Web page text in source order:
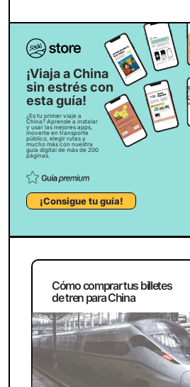
¡Viaja a China
sin estrés con
esta guía!
¿Es tu primer viaje a
China? Aprende a instalar
y usar las mejores apps,
moverte en transporte
público, elegir rutas y
mucho más con nuestra
guía digital de más de 200
páginas.
¡Consigue tu guía!
Cómo comprar tus billetes
de tren para China